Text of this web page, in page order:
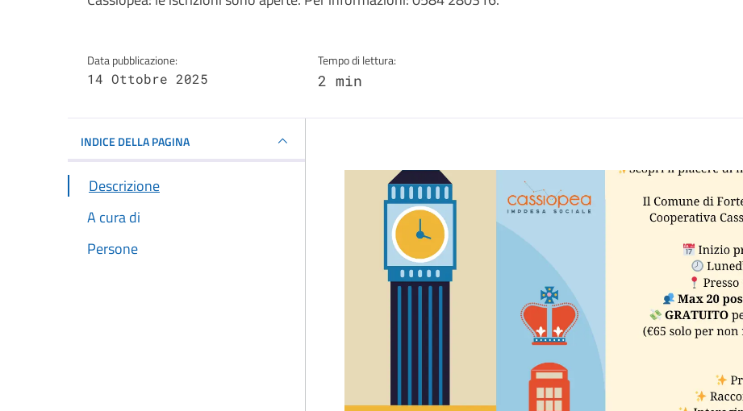
Data pubblicazione:
14 Ottobre 2025
Tempo di lettura:
2 min
INDICE DELLA PAGINA
Descrizione
A cura di
Persone